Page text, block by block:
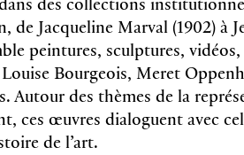
de Jacqueline Marval (1902) à
peintures, sculptures,
Bourgeois, Meret
Autour des thèmes de la
ces œuvres dialoguent avec
de l’art.